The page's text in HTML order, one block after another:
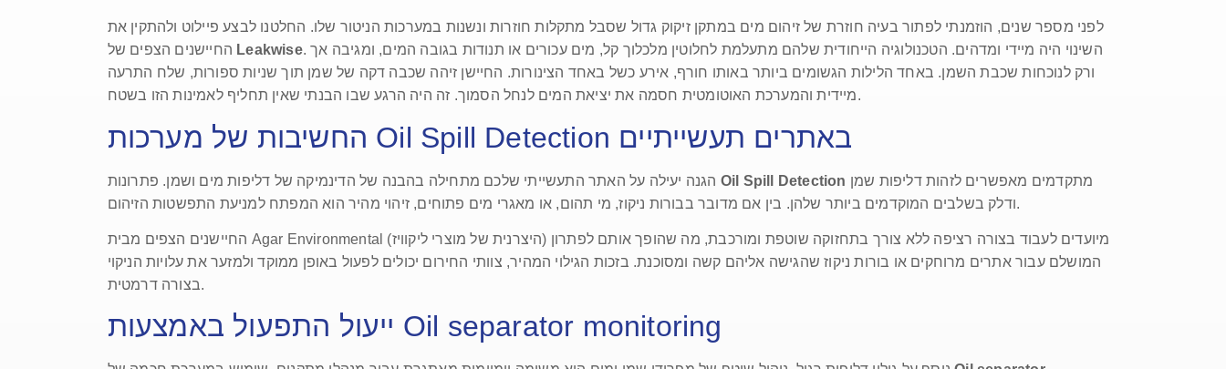
לפני מספר שנים, הוזמנתי לפתור בעיה חוזרת של זיהום מים במתקן זיקוק גדול שסבל מתקלות חוזרות ונשנות במערכות הניטור שלו. החלטנו לבצע פיילוט ולהתקין את
Leakwise. השינוי היה מיידי ומדהים. הטכנולוגיה הייחודית שלהם מתעלמת לחלוטין מלכלוך קל, מים עכורים או תנודות בגובה המים, ומגיבה אך
ורק לנוכחות שכבת השמן. באחד הלילות הגשומים ביותר באותו חורף, אירע כשל באחד הצינורות. החיישן זיהה שכבה דקה של שמן תוך שניות ספורות, שלח התרעה
מיידית והמערכת האוטומטית חסמה את יציאת המים לנחל הסמוך. זה היה הרגע שבו הבנתי שאין תחליף לאמינות הזו בשטח.
החשיבות של מערכות Oil Spill Detection באתרים תעשייתיים
Oil Spill Detection
ודלק בשלבים המוקדמים ביותר שלהן. בין אם מדובר בבורות ניקוז, מי תהום, או מאגרי מים פתוחים, זיהוי מהיר הוא המפתח למניעת התפשטות הזיהום.
החיישנים הצפים מבית Agar Environmental (היצרנית של מוצרי ליקוויז) מיועדים לעבוד בצורה רציפה ללא צורך בתחזוקה שוטפת ומורכבת, מה שהופך אותם לפתרון
המושלם עבור אתרים מרוחקים או בורות ניקוז שהגישה אליהם קשה ומסוכנת. בזכות הגילוי המהיר, צוותי החירום יכולים לפעול באופן ממוקד ולמזער את עלויות הניקוי
בצורה דרמטית.
ייעול התפעול באמצעות Oil separator monitoring